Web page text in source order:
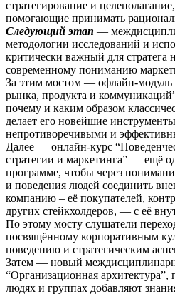
стратегирование и
помогающие принимать
Следующий этап —
методологии исследований и
критически важный для стратега
современному пониманию
За этим мостом — офлайн-модуль
рынка, продукта и
почему и каким образом
делает его новейшие
непротиворечивыми и
Далее — онлайн-курс
стратегии и маркетинга” — ещё
программе, чтобы через
и поведения людей соединить
компанию – её покупателей,
других стейкхолдеров, — с её
По этому мосту слушатели
посвящённому корпоративным
поведению и стратегическим
Затем — новый
“Организационная архитектура”,
людях и группах добавляют